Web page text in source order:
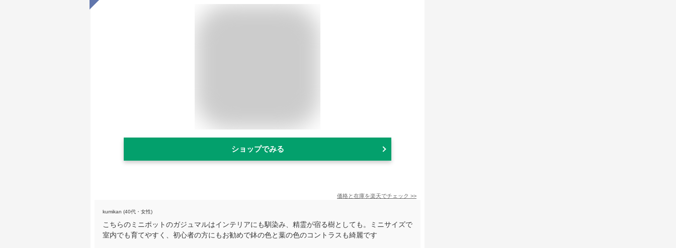
ショップでみる
価格と在庫を楽天でチェック >>
kumikan (40代・女性)
こちらのミニポットのガジュマルはインテリアにも馴染み、精霊が宿る樹としても。ミニサイズで
室内でも育てやすく、初心者の方にもお勧めで鉢の色と葉の色のコントラスも綺麗です